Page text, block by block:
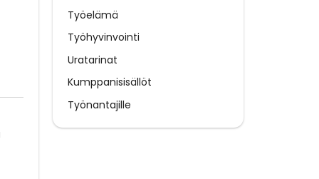
Työelämä
Työhyvinvointi
Uratarinat
Kumppanisisällöt
Työnantajille